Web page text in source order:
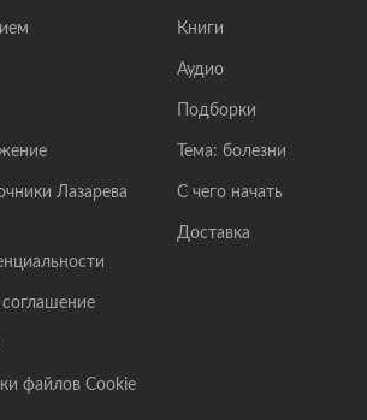
Лазарева
соглашение
файлов Cookie
Книги
Аудио
Подборки
Тема: болезни
С чего начать
Доставка